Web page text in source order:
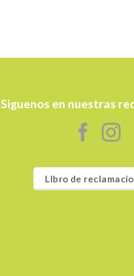
Siguenos en nuestras
LIbro de